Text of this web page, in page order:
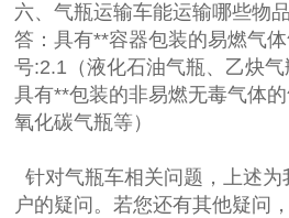
六、气瓶运输车能运输哪些物
答：具有**容器包装的易燃气
号:2.1（液化石油气瓶、乙炔
具有**包装的非易燃无毒气体
氧化碳气瓶等）
针对气瓶车相关问题，上述
户的疑问。若您还有其他疑问